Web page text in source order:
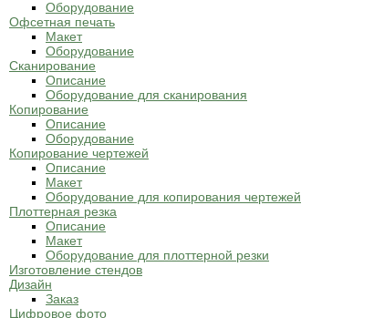
Оборудование
Офсетная печать
Макет
Оборудование
Сканирование
Описание
Оборудование для сканирования
Копирование
Описание
Оборудование
Копирование чертежей
Описание
Макет
Оборудование для копирования чертежей
Плоттерная резка
Описание
Макет
Оборудование для плоттерной резки
Изготовление стендов
Дизайн
Заказ
Цифровое фото